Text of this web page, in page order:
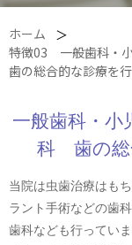
ホーム
特徴03 一般歯科・
歯の総合的な診療を
一般歯科・小
科 歯の総
当院は虫歯治療はも
ラント手術などの歯
歯科なども行っていま